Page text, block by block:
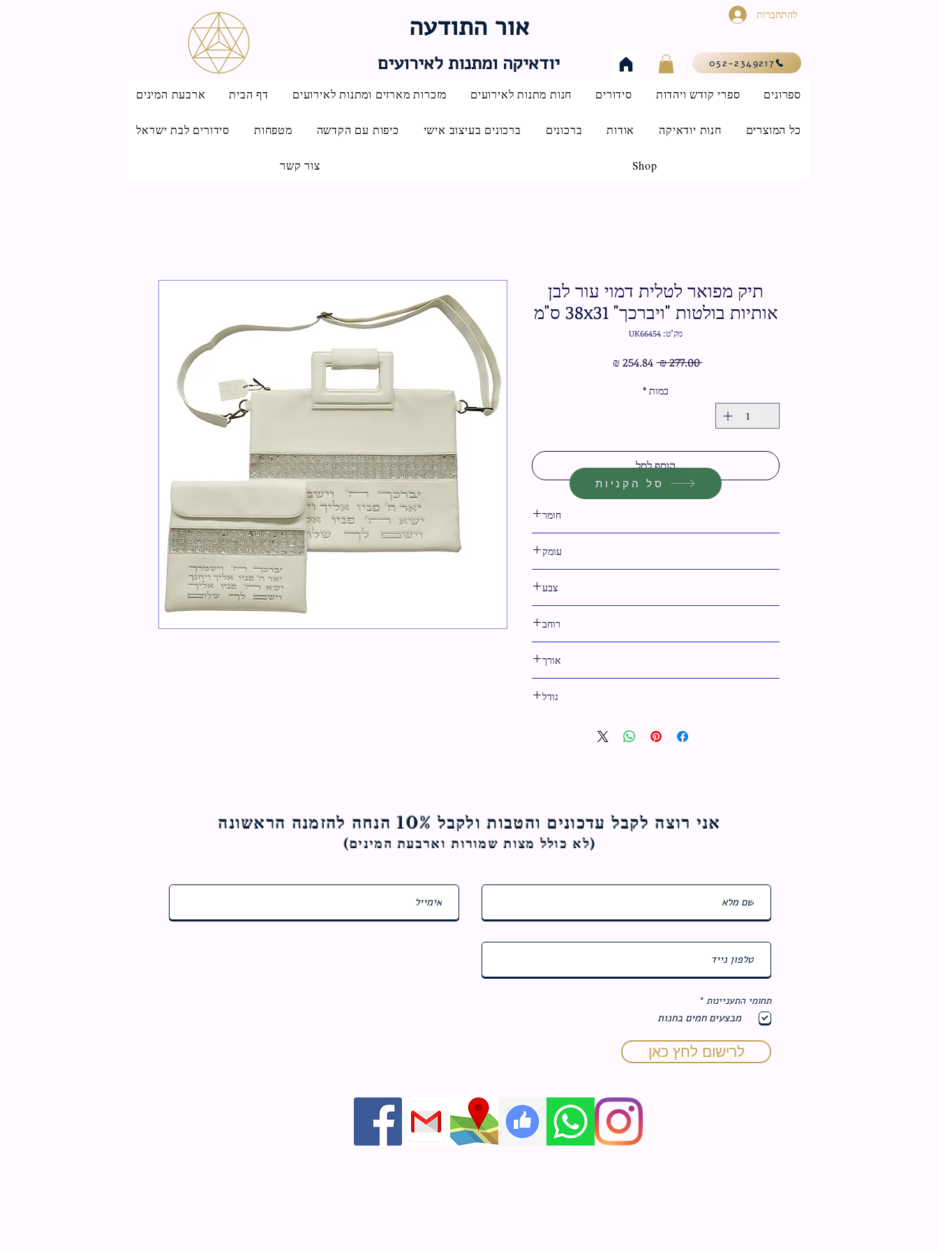
אור התודעה
יודאיקה ומתנות לאירועים
להתחברות
052-2349217
ארבעת המינים דף הבית מזכרות מארזים ומתנות לאירועים חנות מתנות לאירועים סידורים ספרי קודש ויהדות ספרונים
סידורים לבת ישראל מטפחות כיפות עם הקדשה ברכונים בעיצוב אישי ברכונים אודות חנות יודאיקה כל המוצרים
צור קשר Shop
תיק מפואר לטלית דמוי עור לבן
אותיות בולטות "ויברכך" 38x31 ס"מ
מק"ט: UK66454
‏277.00 ‏₪
מחיר
‏254.84 ‏₪
כמות *
הוסף לסל
חומר
עומק
צבע
רוחב
אורך
גודל
סל הקניות
אני רוצה לקבל עדכונים והטבות ולקבל 10% הנחה להזמנה הראשונה
(לא כולל מצות שמורות וארבעת המינים)
תחומי התעניינות *
ב
מבצעים חמים בחנות
לרישום לחץ כאן